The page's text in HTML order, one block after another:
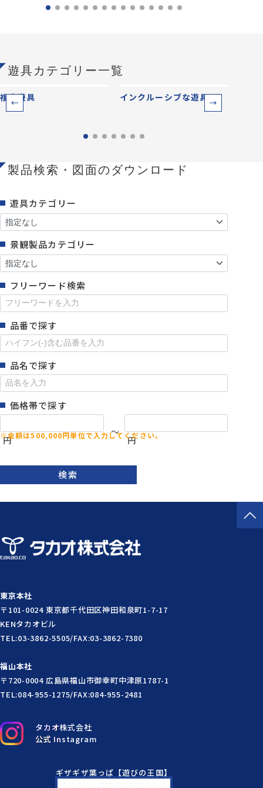
遊具カテゴリー一覧
複合遊具 インクルーシブな遊具
製品検索・図面のダウンロード
遊具カテゴリー
景観製品カテゴリー
フリーワード検索
品番で探す
品名で探す
価格帯で探す
円
～
円
検索
タカオ株式会社
公式 Instagram
東京本社
〒101-0024 東京都千代田区神田和泉町1-7-17
KENタカオビル
TEL:03-3862-5505/FAX:03-3862-7380
福山本社
〒720-0004 広島県福山市御幸町中津原1787-1
TEL:084-955-1275/FAX:084-955-2481
ギザギザ葉っぱ【遊びの王国】